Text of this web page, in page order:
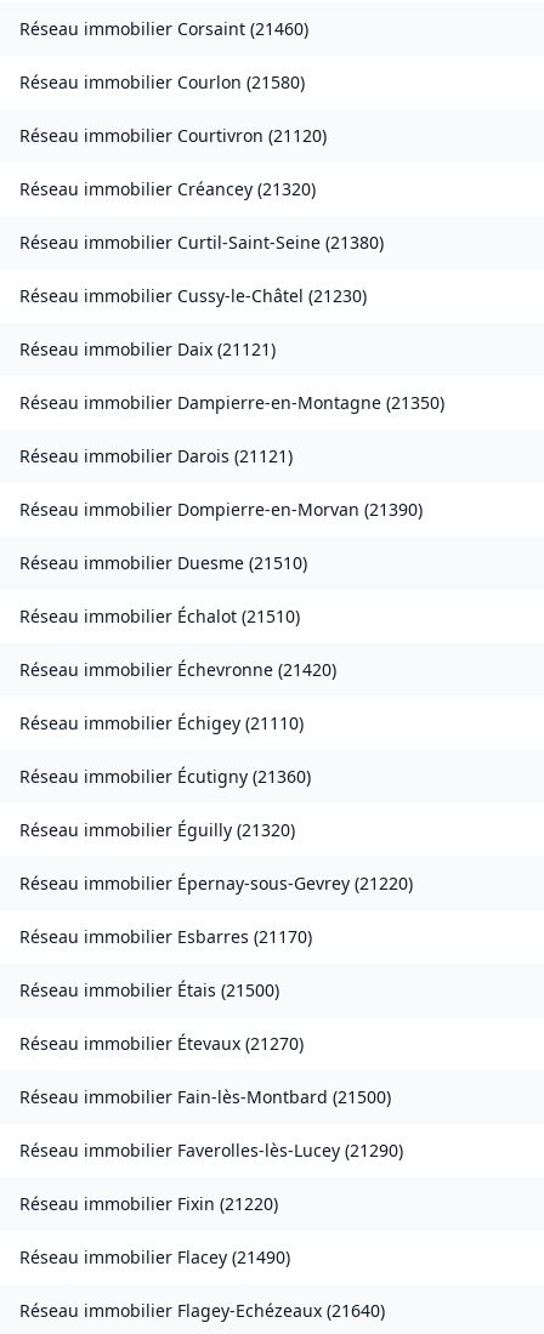
Réseau immobilier Corsaint (21460)
Réseau immobilier Courlon (21580)
Réseau immobilier Courtivron (21120)
Réseau immobilier Créancey (21320)
Réseau immobilier Curtil-Saint-Seine (21380)
Réseau immobilier Cussy-le-Châtel (21230)
Réseau immobilier Daix (21121)
Réseau immobilier Dampierre-en-Montagne (21350)
Réseau immobilier Darois (21121)
Réseau immobilier Dompierre-en-Morvan (21390)
Réseau immobilier Duesme (21510)
Réseau immobilier Échalot (21510)
Réseau immobilier Échevronne (21420)
Réseau immobilier Échigey (21110)
Réseau immobilier Écutigny (21360)
Réseau immobilier Éguilly (21320)
Réseau immobilier Épernay-sous-Gevrey (21220)
Réseau immobilier Esbarres (21170)
Réseau immobilier Étais (21500)
Réseau immobilier Étevaux (21270)
Réseau immobilier Fain-lès-Montbard (21500)
Réseau immobilier Faverolles-lès-Lucey (21290)
Réseau immobilier Fixin (21220)
Réseau immobilier Flacey (21490)
Réseau immobilier Flagey-Echézeaux (21640)